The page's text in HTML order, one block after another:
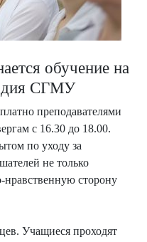
обучение на
СГМУ
преподавателями
с 16.30 до 18.00.
по уходу за
не только
сторону
Учащиеся проходят